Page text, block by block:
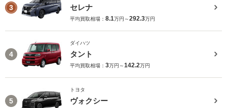
3 セレナ
平均買取相場： 8.1万円～292.3万円
4
ダイハツ
タント
平均買取相場： 3万円～142.2万円
5
トヨタ
ヴォクシー